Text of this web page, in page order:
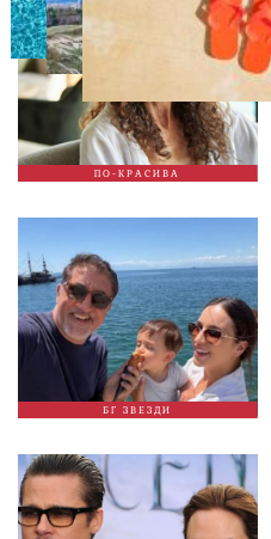
ПО-КРАСИВА
БГ ЗВЕЗДИ